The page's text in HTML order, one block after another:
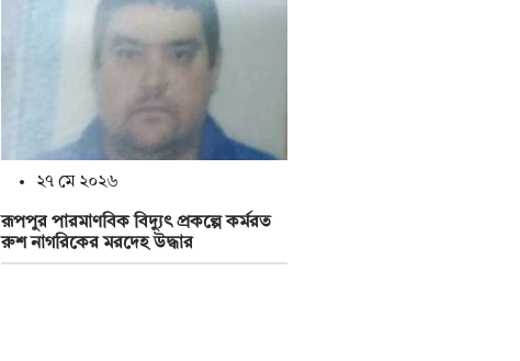
২৭ মে ২০২৬
রূপপুর পারমাণবিক বিদ্যুৎ প্রকল্পে কর্মরত
রুশ নাগরিকের মরদেহ উদ্ধার